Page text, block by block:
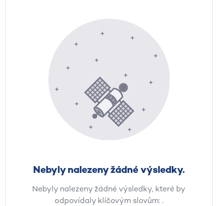
Nebyly nalezeny žádné výsledky.
Nebyly nalezeny žádné výsledky, které by
odpovídaly klíčovým slovům: .